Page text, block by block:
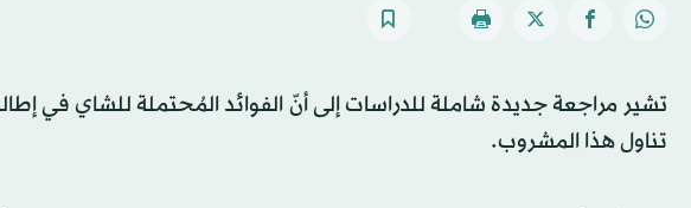
تشير مراجعة جديدة شاملة للدراسات إلى أنّ الفوائد المُحتملة للشاي في
تناول هذا المشروب.